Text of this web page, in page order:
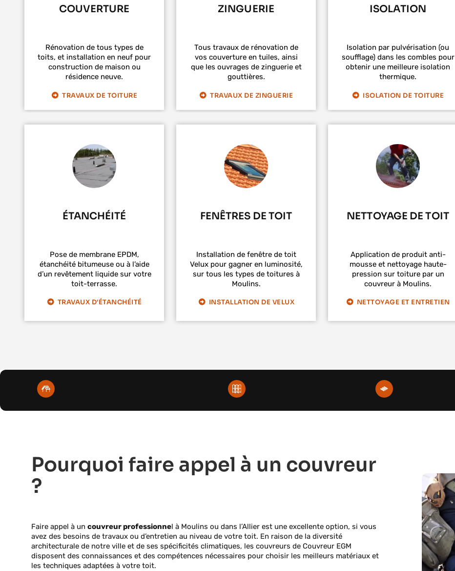
COUVERTURE
Rénovation de tous types de
toits, et installation en neuf pour
construction de maison ou
résidence neuve.
TRAVAUX DE TOITURE
ZINGUERIE
Tous travaux de rénovation de
vos couverture en tuiles, ainsi
que les ouvrages de zinguerie et
gouttières.
TRAVAUX DE ZINGUERIE
ISOLATION
Isolation par pulvérisation (ou
soufflage) dans les combles pour
obtenir une meilleure isolation
thermique.
ISOLATION DE TOITURE
ÉTANCHÉITÉ
Pose de membrane EPDM,
étanchéité bitumeuse ou à l’aide
d’un revêtement liquide sur votre
toit-terrasse.
TRAVAUX D'ÉTANCHÉITÉ
FENÊTRES DE TOIT
Installation de fenêtre de toit
Velux pour gagner en luminosité,
sur tous les types de toitures à
Moulins.
INSTALLATION DE VELUX
NETTOYAGE DE TOIT
Application de produit anti-
mousse et nettoyage haute-
pression sur toiture par un
couvreur à Moulins.
NETTOYAGE ET ENTRETIEN
Pourquoi faire appel à un couvreur
?
Faire appel à un couvreur professionnel à Moulins ou dans l’Allier est une excellente option, si vous
avez des besoins de travaux ou d’entretien au niveau de votre toit. En raison de la diversité
architecturale de notre ville et de ses spécificités climatiques, les couvreurs de Couvreur EGM
disposent des connaissances et des compétences nécessaires pour choisir les meilleurs matériaux et
les techniques adaptées à votre toit.